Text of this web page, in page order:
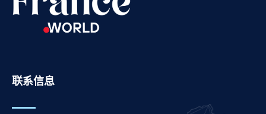
联系信息
Nepali